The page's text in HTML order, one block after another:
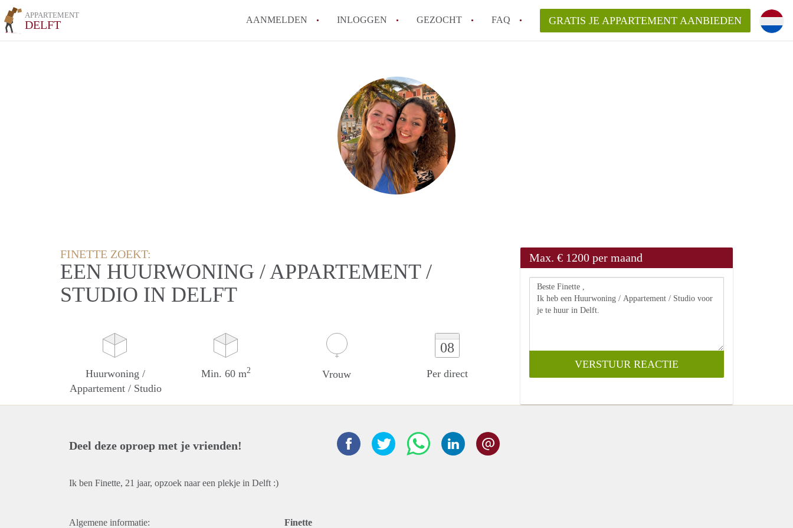
APPARTEMENT
DELFT AANMELDEN INLOGGEN GEZOCHT FAQ
How to translate AppartementDelft!
Wat is AppartementDelft?
Hoeveel kost het om te reageren op een Appartement in Delft?
Wat is de privacyverklaring van AppartementDelft?
Berekent AppartementDelft makelaarsvergoeding/bemiddelingsvergoeding?
Alle veelgestelde vragen
GRATIS JE APPARTEMENT AANBIEDEN
FINETTE ZOEKT:
EEN HUURWONING / APPARTEMENT /
STUDIO IN DELFT
Huurwoning /
Appartement / Studio
Min. 60 m2 Vrouw
08
Per direct
Max. € 1200 per maand
Deel deze oproep met je vrienden!
Ik ben Finette, 21 jaar, opzoek naar een plekje in Delft :)
Algemene informatie: Finette